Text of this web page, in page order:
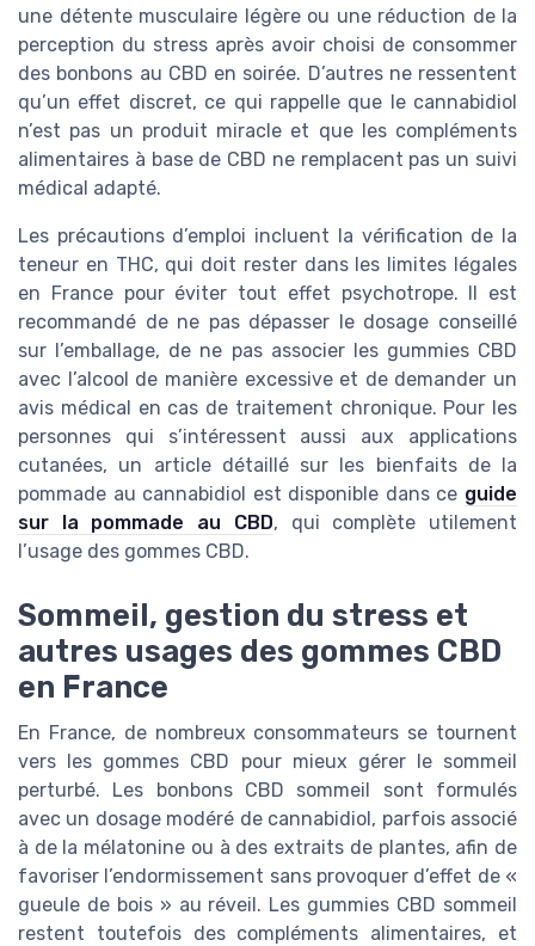
une détente musculaire légère ou une réduction de la
perception du stress après avoir choisi de consommer
des bonbons au CBD en soirée. D’autres ne ressentent
qu’un effet discret, ce qui rappelle que le cannabidiol
n’est pas un produit miracle et que les compléments
alimentaires à base de CBD ne remplacent pas un suivi
médical adapté.
Les précautions d’emploi incluent la vérification de la
teneur en THC, qui doit rester dans les limites légales
en France pour éviter tout effet psychotrope. Il est
recommandé de ne pas dépasser le dosage conseillé
sur l’emballage, de ne pas associer les gummies CBD
avec l’alcool de manière excessive et de demander un
avis médical en cas de traitement chronique. Pour les
personnes qui s’intéressent aussi aux applications
cutanées, un article détaillé sur les bienfaits de la
pommade au cannabidiol est disponible dans ce guide
sur la pommade au CBD, qui complète utilement
l’usage des gommes CBD.
Sommeil, gestion du stress et
autres usages des gommes CBD
en France
En France, de nombreux consommateurs se tournent
vers les gommes CBD pour mieux gérer le sommeil
perturbé. Les bonbons CBD sommeil sont formulés
avec un dosage modéré de cannabidiol, parfois associé
à de la mélatonine ou à des extraits de plantes, afin de
favoriser l’endormissement sans provoquer d’effet de «
gueule de bois » au réveil. Les gummies CBD sommeil
restent toutefois des compléments alimentaires, et